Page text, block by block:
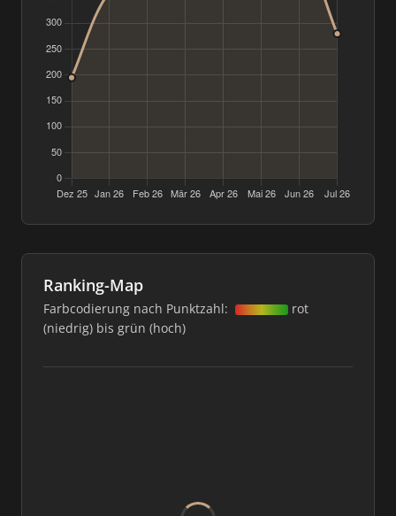
Ranking-Map
Farbcodierung nach Punktzahl:
rot
(niedrig) bis grün (hoch)